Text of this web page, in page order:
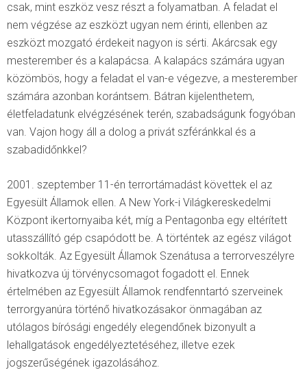
csak, mint eszköz vesz részt a folyamatban. A feladat el
nem végzése az eszközt ugyan nem érinti, ellenben az
eszközt mozgató érdekeit nagyon is sérti. Akárcsak egy
mesterember és a kalapácsa. A kalapács számára ugyan
közömbös, hogy a feladat el van-e végezve, a mesterember
számára azonban korántsem. Bátran kijelenthetem,
életfeladatunk elvégzésének terén, szabadságunk fogyóban
van. Vajon hogy áll a dolog a privát szféránkkal és a
szabadidőnkkel?
2001. szeptember 11-én terrortámadást követtek el az
Egyesült Államok ellen. A New York-i Világkereskedelmi
Központ ikertornyaiba két, míg a Pentagonba egy eltérített
utasszállító gép csapódott be. A történtek az egész világot
sokkolták. Az Egyesült Államok Szenátusa a terrorveszélyre
hivatkozva új törvénycsomagot fogadott el. Ennek
értelmében az Egyesült Államok rendfenntartó szerveinek
terrorgyanúra történő hivatkozásakor önmagában az
utólagos bírósági engedély elegendőnek bizonyult a
lehallgatások engedélyeztetéséhez, illetve ezek
jogszerűségének igazolásához.